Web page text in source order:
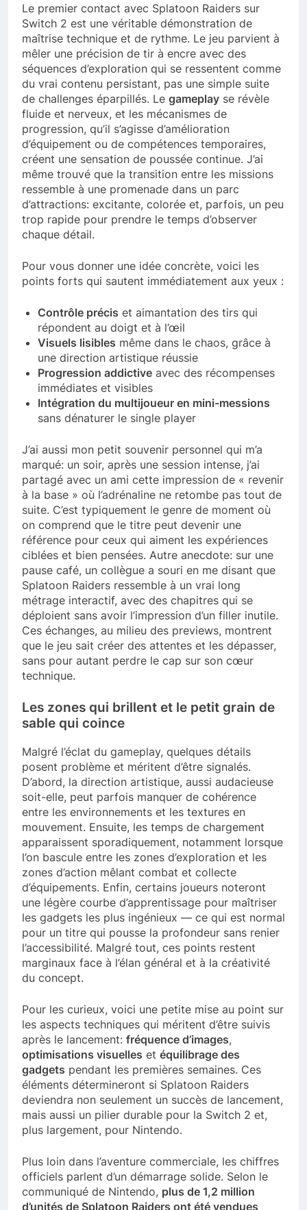
Le premier contact avec Splatoon Raiders sur
Switch 2 est une véritable démonstration de
maîtrise technique et de rythme. Le jeu parvient à
mêler une précision de tir à encre avec des
séquences d’exploration qui se ressentent comme
du vrai contenu persistant, pas une simple suite
de challenges éparpillés. Le gameplay se révèle
fluide et nerveux, et les mécanismes de
progression, qu’il s’agisse d’amélioration
d’équipement ou de compétences temporaires,
créent une sensation de poussée continue. J’ai
même trouvé que la transition entre les missions
ressemble à une promenade dans un parc
d’attractions: excitante, colorée et, parfois, un peu
trop rapide pour prendre le temps d’observer
chaque détail.
Pour vous donner une idée concrète, voici les
points forts qui sautent immédiatement aux yeux :
Contrôle précis et aimantation des tirs qui
répondent au doigt et à l’œil
Visuels lisibles même dans le chaos, grâce à
une direction artistique réussie
Progression addictive avec des récompenses
immédiates et visibles
Intégration du multijoueur en mini-messions
sans dénaturer le single player
J’ai aussi mon petit souvenir personnel qui m’a
marqué: un soir, après une session intense, j’ai
partagé avec un ami cette impression de « revenir
à la base » où l’adrénaline ne retombe pas tout de
suite. C’est typiquement le genre de moment où
on comprend que le titre peut devenir une
référence pour ceux qui aiment les expériences
ciblées et bien pensées. Autre anecdote: sur une
pause café, un collègue a souri en me disant que
Splatoon Raiders ressemble à un vrai long
métrage interactif, avec des chapitres qui se
déploient sans avoir l’impression d’un filler inutile.
Ces échanges, au milieu des previews, montrent
que le jeu sait créer des attentes et les dépasser,
sans pour autant perdre le cap sur son cœur
technique.
Les zones qui brillent et le petit grain de
sable qui coince
Malgré l’éclat du gameplay, quelques détails
posent problème et méritent d’être signalés.
D’abord, la direction artistique, aussi audacieuse
soit-elle, peut parfois manquer de cohérence
entre les environnements et les textures en
mouvement. Ensuite, les temps de chargement
apparaissent sporadiquement, notamment lorsque
l’on bascule entre les zones d’exploration et les
zones d’action mêlant combat et collecte
d’équipements. Enfin, certains joueurs noteront
une légère courbe d’apprentissage pour maîtriser
les gadgets les plus ingénieux — ce qui est normal
pour un titre qui pousse la profondeur sans renier
l’accessibilité. Malgré tout, ces points restent
marginaux face à l’élan général et à la créativité
du concept.
Pour les curieux, voici une petite mise au point sur
les aspects techniques qui méritent d’être suivis
après le lancement: fréquence d’images,
optimisations visuelles et équilibrage des
gadgets pendant les premières semaines. Ces
éléments détermineront si Splatoon Raiders
deviendra non seulement un succès de lancement,
mais aussi un pilier durable pour la Switch 2 et,
plus largement, pour Nintendo.
Plus loin dans l’aventure commerciale, les chiffres
officiels parlent d’un démarrage solide. Selon le
communiqué de Nintendo, plus de 1,2 million
d’unités de Splatoon Raiders ont été vendues